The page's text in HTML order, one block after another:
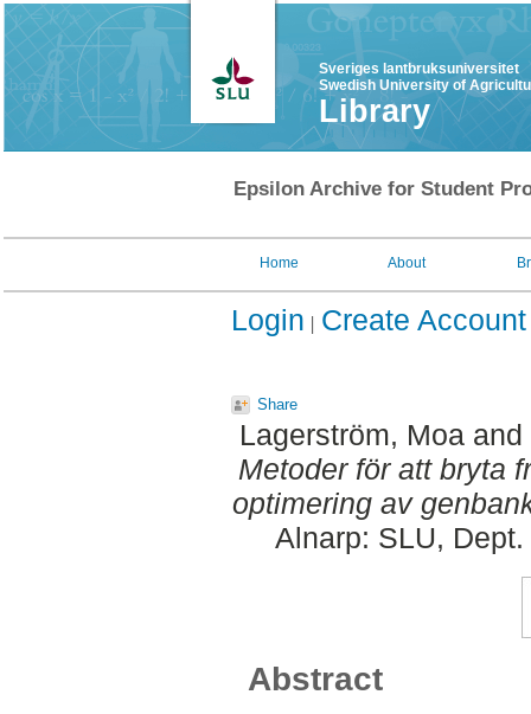
Sveriges lantbruksuniversitet
Swedish University of
Library
Epsilon Archive for Student
Home About
Login Create Account
Share
Lagerström, Moaand
Metoder för att bryta
optimering av
Alnarp: SLU,
Abstract